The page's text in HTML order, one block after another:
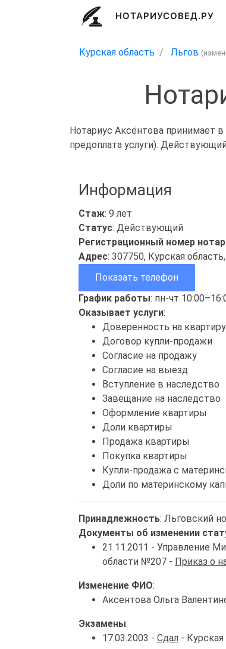
НОТАРИУСОВЕД.РУ
Курская область Льгов
Нотариус Аксёнтова принимает
предоплата услуги).
Информация
Стаж: 9 лет
Статус: Действующий
Регистрационный номер
Адрес: 307750, Курская
Показать телефон
График работы: пн-чт
Оказывает услуги:
Доверенность на квартиру
Договор купли-продажи
Согласие на продажу
Согласие на выезд
Вступление в наследство
Завещание на наследство
Оформление квартиры
Доли квартиры
Продажа квартиры
Покупка квартиры
Купли-продажа с
Доли по материнскому
Принадлежность: Льговский
Документы об изменении
21.11.2011 - Управление
области №207 - Приказ о
Изменение ФИО:
Аксентова Ольга
Экзамены:
17.03.2003 - Сдал - Курская